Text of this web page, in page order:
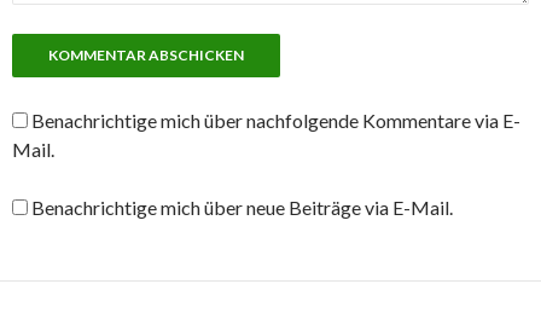
Benachrichtige mich über nachfolgende Kommentare via E-
Mail.
Benachrichtige mich über neue Beiträge via E-Mail.